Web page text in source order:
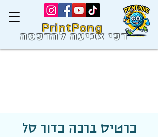
PrintPong
דפי צביעה להדפסה
כרטיס ברכה כדור סל